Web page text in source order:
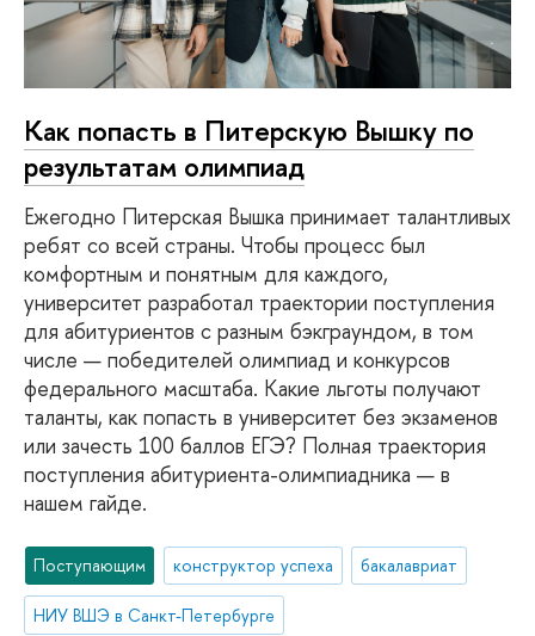
Как попасть в Питерскую Вышку по
результатам олимпиад
Ежегодно Питерская Вышка принимает талантливых
ребят со всей страны. Чтобы процесс был
комфортным и понятным для каждого,
университет разработал траектории поступления
для абитуриентов с разным бэкграундом, в том
числе — победителей олимпиад и конкурсов
федерального масштаба. Какие льготы получают
таланты, как попасть в университет без экзаменов
или зачесть 100 баллов ЕГЭ? Полная траектория
поступления абитуриента-олимпиадника — в
нашем гайде.
Поступающим конструктор успеха бакалавриат
НИУ ВШЭ в Санкт-Петербурге